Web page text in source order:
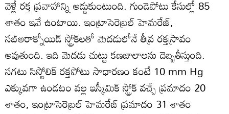
వెళ్లే రక్త ప్రవాహాన్ని అడ్డుకుంటుంది. గుండెపోటు కేసుల్లో 85
శాతం ఇవే ఉంటాయి. ఇంట్రాసెరెబ్రల్ హెమరేజ్,
సబ్‌అరాక్నోయిడ్ స్ట్రోక్‌లతో మెదడులోనే తీవ్ర రక్తస్రావం
అవుతుంది. ఇది మెదడు చుట్టు కణజాలాలను దెబ్బతీస్తుంది.
సగటు సిస్టోలిక్ రక్తపోటు సాధారణం కంటే 10 mm Hg
ఎక్కువగా ఉండటం వల్ల ఇస్కీమిక్ స్ట్రోక్ వచ్చే ప్రమాదం 20
శాతం, ఇంట్రాసెరెబ్రల్ హెమరేజ్ ప్రమాదం 31 శాతం